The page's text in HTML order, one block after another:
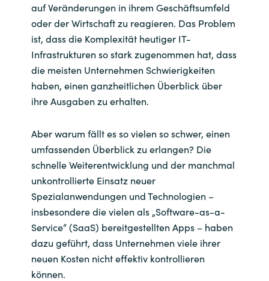
auf Veränderungen in ihrem Geschäftsumfeld
oder der Wirtschaft zu reagieren. Das Problem
ist, dass die Komplexität heutiger IT-
Infrastrukturen so stark zugenommen hat, dass
die meisten Unternehmen Schwierigkeiten
haben, einen ganzheitlichen Überblick über
ihre Ausgaben zu erhalten.
Aber warum fällt es so vielen so schwer, einen
umfassenden Überblick zu erlangen? Die
schnelle Weiterentwicklung und der manchmal
unkontrollierte Einsatz neuer
Spezialanwendungen und Technologien –
insbesondere die vielen als „Software-as-a-
Service“ (SaaS) bereitgestellten Apps – haben
dazu geführt, dass Unternehmen viele ihrer
neuen Kosten nicht effektiv kontrollieren
können.